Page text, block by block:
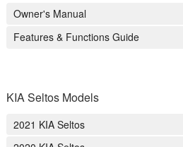
Owner's Manual
Features & Functions Guide
KIA Seltos Models
2021 KIA Seltos